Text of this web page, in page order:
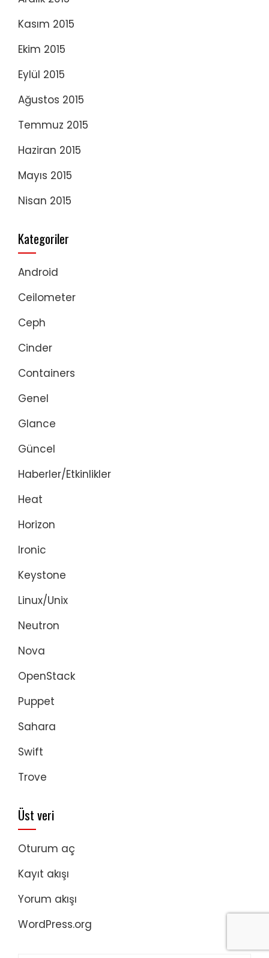
Kasım 2015
Ekim 2015
Eylül 2015
Ağustos 2015
Temmuz 2015
Haziran 2015
Mayıs 2015
Nisan 2015
Kategoriler
Android
Ceilometer
Ceph
Cinder
Containers
Genel
Glance
Güncel
Haberler/Etkinlikler
Heat
Horizon
Ironic
Keystone
Linux/Unix
Neutron
Nova
OpenStack
Puppet
Sahara
Swift
Trove
Üst veri
Oturum aç
Kayıt akışı
Yorum akışı
WordPress.org